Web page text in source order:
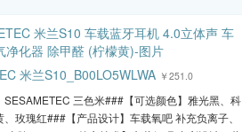
米兰S10_B00LO5WLWA ￥251.0
SESAMETEC 三色米###【可选颜色】雅光黑、科
玫瑰红###【产品设计】车载氧吧 补充负离子、